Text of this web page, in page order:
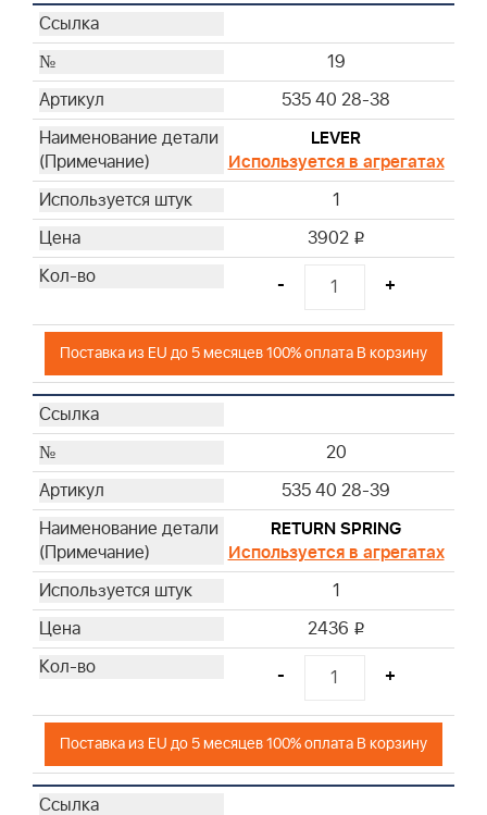
19
535 40 28-38
LEVER
Используется в агрегатах
1
3902 i
- +
Поставка из EU до 5 месяцев 100% оплата В корзину
20
535 40 28-39
RETURN SPRING
Используется в агрегатах
1
2436 i
- +
Поставка из EU до 5 месяцев 100% оплата В корзину